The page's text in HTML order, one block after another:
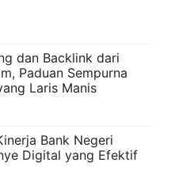
dan Backlink dari
Paduan Sempurna
Laris Manis
Bank Negeri
Digital yang Efektif